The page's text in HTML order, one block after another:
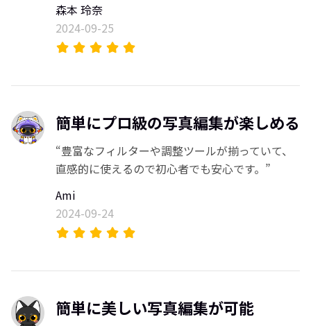
森本 玲奈
2024-09-25
簡単にプロ級の写真編集が楽しめる
“豊富なフィルターや調整ツールが揃っていて、
直感的に使えるので初心者でも安心です。”
Ami
2024-09-24
簡単に美しい写真編集が可能